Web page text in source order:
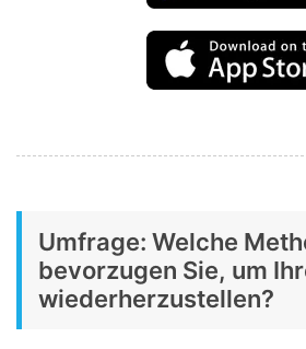
Umfrage: Welche
bevorzugen Sie, um
wiederherzustellen?